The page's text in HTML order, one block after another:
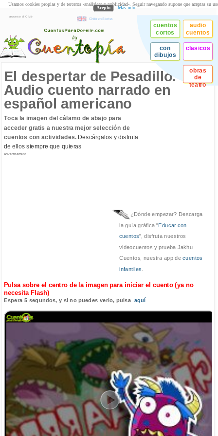
acceso al Club
Children Stories
cuentos
cortos
audio
cuentos
con
dibujos
clasicos
obras
de
teatro
El despertar de Pesadillo.
Audio cuento narrado en
español americano
Toca la imagen del cálamo de abajo para
acceder gratis a nuestra mejor selección de
cuentos con actividades.Descárgalos y disfruta
de ellos siempre que quieras
Advertisement
¿Dónde empezar? Descarga
la guía gráfica "Educar con
cuentos", disfruta nuestros
videocuentos y prueba Jakhu
Cuentos, nuestra app decuentos
infantiles
Pulsa sobre el centro de la imagen para iniciar el cuento (ya no
necesita Flash)
Espera 5 segundos, y si no puedes verlo, pulsa aquí
Usamos cookies propias y de terceros -analíticas y publicidad-. Seguir navegando supone que aceptas su
Acepto Más info